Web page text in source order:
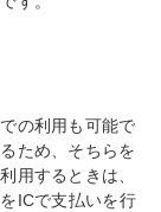
の利用も可能で
ため、そちらを
用するときは、
ICで支払いを行